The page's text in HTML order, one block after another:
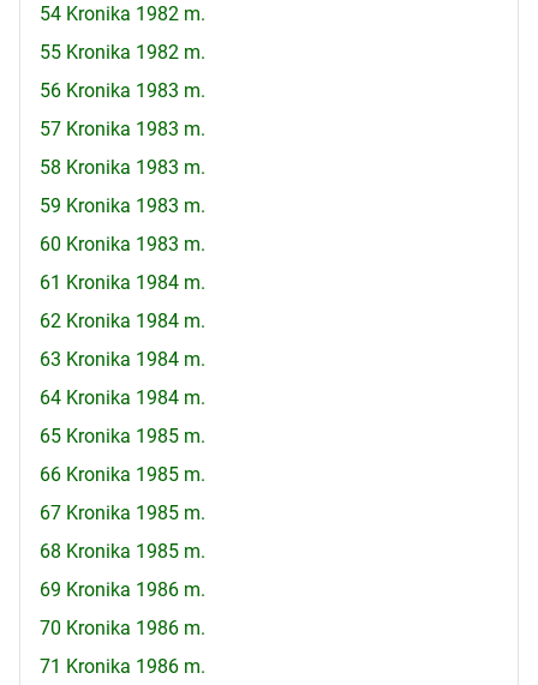
54 Kronika 1982 m.
55 Kronika 1982 m.
56 Kronika 1983 m.
57 Kronika 1983 m.
58 Kronika 1983 m.
59 Kronika 1983 m.
60 Kronika 1983 m.
61 Kronika 1984 m.
62 Kronika 1984 m.
63 Kronika 1984 m.
64 Kronika 1984 m.
65 Kronika 1985 m.
66 Kronika 1985 m.
67 Kronika 1985 m.
68 Kronika 1985 m.
69 Kronika 1986 m.
70 Kronika 1986 m.
71 Kronika 1986 m.